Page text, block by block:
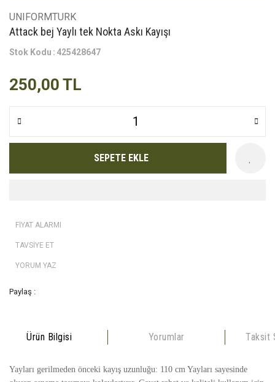
UNIFORMTURK
Attack bej Yaylı tek Nokta Askı Kayışı
Stok Kodu 425428647
250,00 TL
SEPETE EKLE
FİYAT ALARMI
TAVSİYE ET
YORUM YAZ
Paylaş :
Ürün Bilgisi Yorumlar Taksit
Yayları gerilmeden önceki kayış uzunluğu: 110 cm Yayları sayesinde